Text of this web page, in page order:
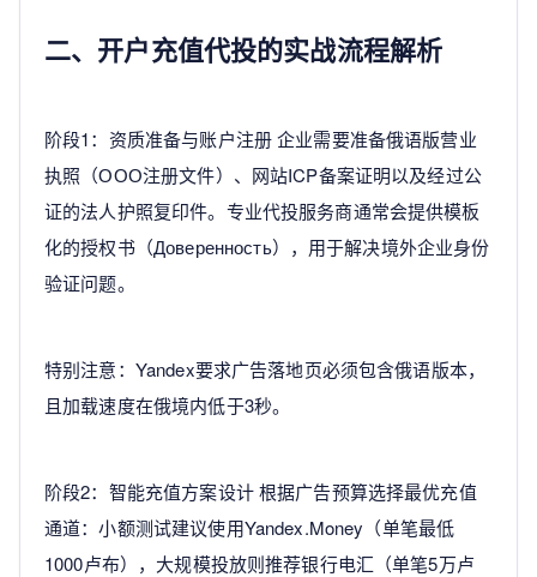
二、开户充值代投的实战流程解析
阶段1：资质准备与账户注册 企业需要准备俄语版营业
执照（ООО注册文件）、网站ICP备案证明以及经过公
证的法人护照复印件。专业代投服务商通常会提供模板
化的授权书（Доверенность），用于解决境外企业身份
验证问题。
特别注意：Yandex要求广告落地页必须包含俄语版本，
且加载速度在俄境内低于3秒。
阶段2：智能充值方案设计 根据广告预算选择最优充值
通道：小额测试建议使用Yandex.Money（单笔最低
1000卢布），大规模投放则推荐银行电汇（单笔5万卢